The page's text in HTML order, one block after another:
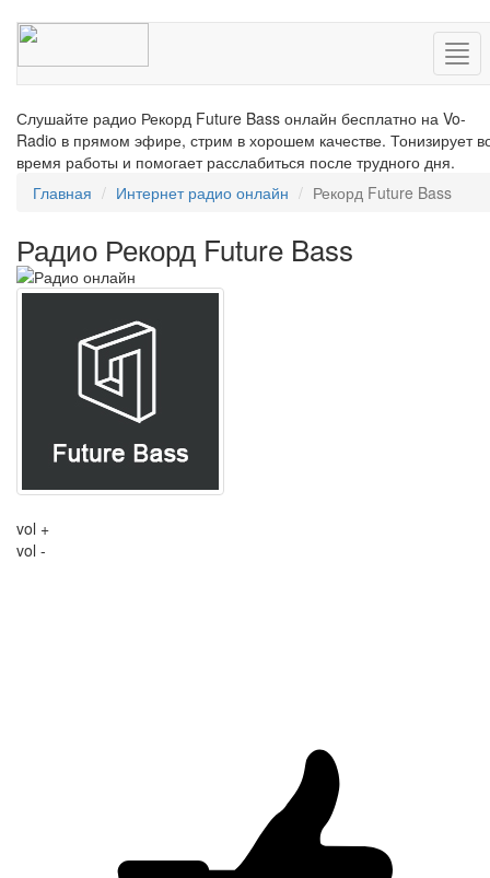
Слушайте радио Рекорд Future Bass онлайн бесплатно на Vo-
Radio в прямом эфире, стрим в хорошем качестве. Тонизирует
время работы и помогает расслабиться после трудного дня.
Главная
Интернет радио онлайн Рекорд Future Bass
Радио Рекорд Future Bass
vol +
vol -